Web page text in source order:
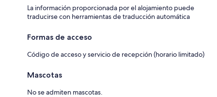
La información proporcionada por el alojamiento puede
traducirse con herramientas de traducción automática
Formas de acceso
Código de acceso y servicio de recepción (horario limitado)
Mascotas
No se admiten mascotas.